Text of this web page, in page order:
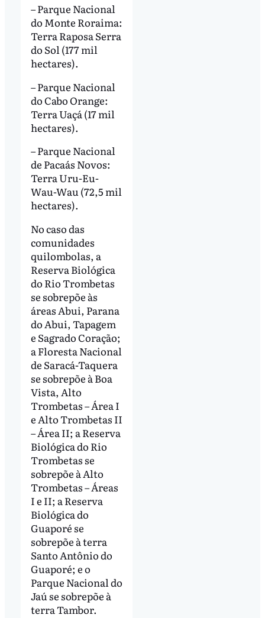
– Parque Nacional
do Monte Roraima:
Terra Raposa Serra
do Sol (177 mil
hectares).
– Parque Nacional
do Cabo Orange:
Terra Uaçá (17 mil
hectares).
– Parque Nacional
de Pacaás Novos:
Terra Uru-Eu-
Wau-Wau (72,5 mil
hectares).
No caso das
comunidades
quilombolas, a
Reserva Biológica
do Rio Trombetas
se sobrepõe às
áreas Abui, Parana
do Abui, Tapagem
e Sagrado Coração;
a Floresta Nacional
de Saracá-Taquera
se sobrepõe à Boa
Vista, Alto
Trombetas – Área I
e Alto Trombetas II
– Área II; a Reserva
Biológica do Rio
Trombetas se
sobrepõe à Alto
Trombetas – Áreas
I e II; a Reserva
Biológica do
Guaporé se
sobrepõe à terra
Santo Antônio do
Guaporé; e o
Parque Nacional do
Jaú se sobrepõe à
terra Tambor.